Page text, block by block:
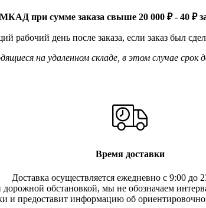
при сумме заказа свыше 20 000 ₽ - 40 ₽
рабочий день после заказа, если заказ был
на удаленном складе, в этом случае
Время доставки
Доставка осуществляется ежедневно с 9:00 до
обстановкой, мы не обозначаем
и предоставит информацию об